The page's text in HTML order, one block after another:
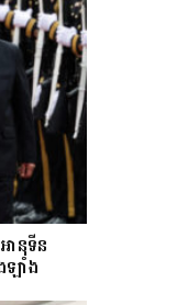
ថ្ងៃទី 6 ខែ សីហា ឆ្នាំ 2026
ានុទីន
ឡាំង